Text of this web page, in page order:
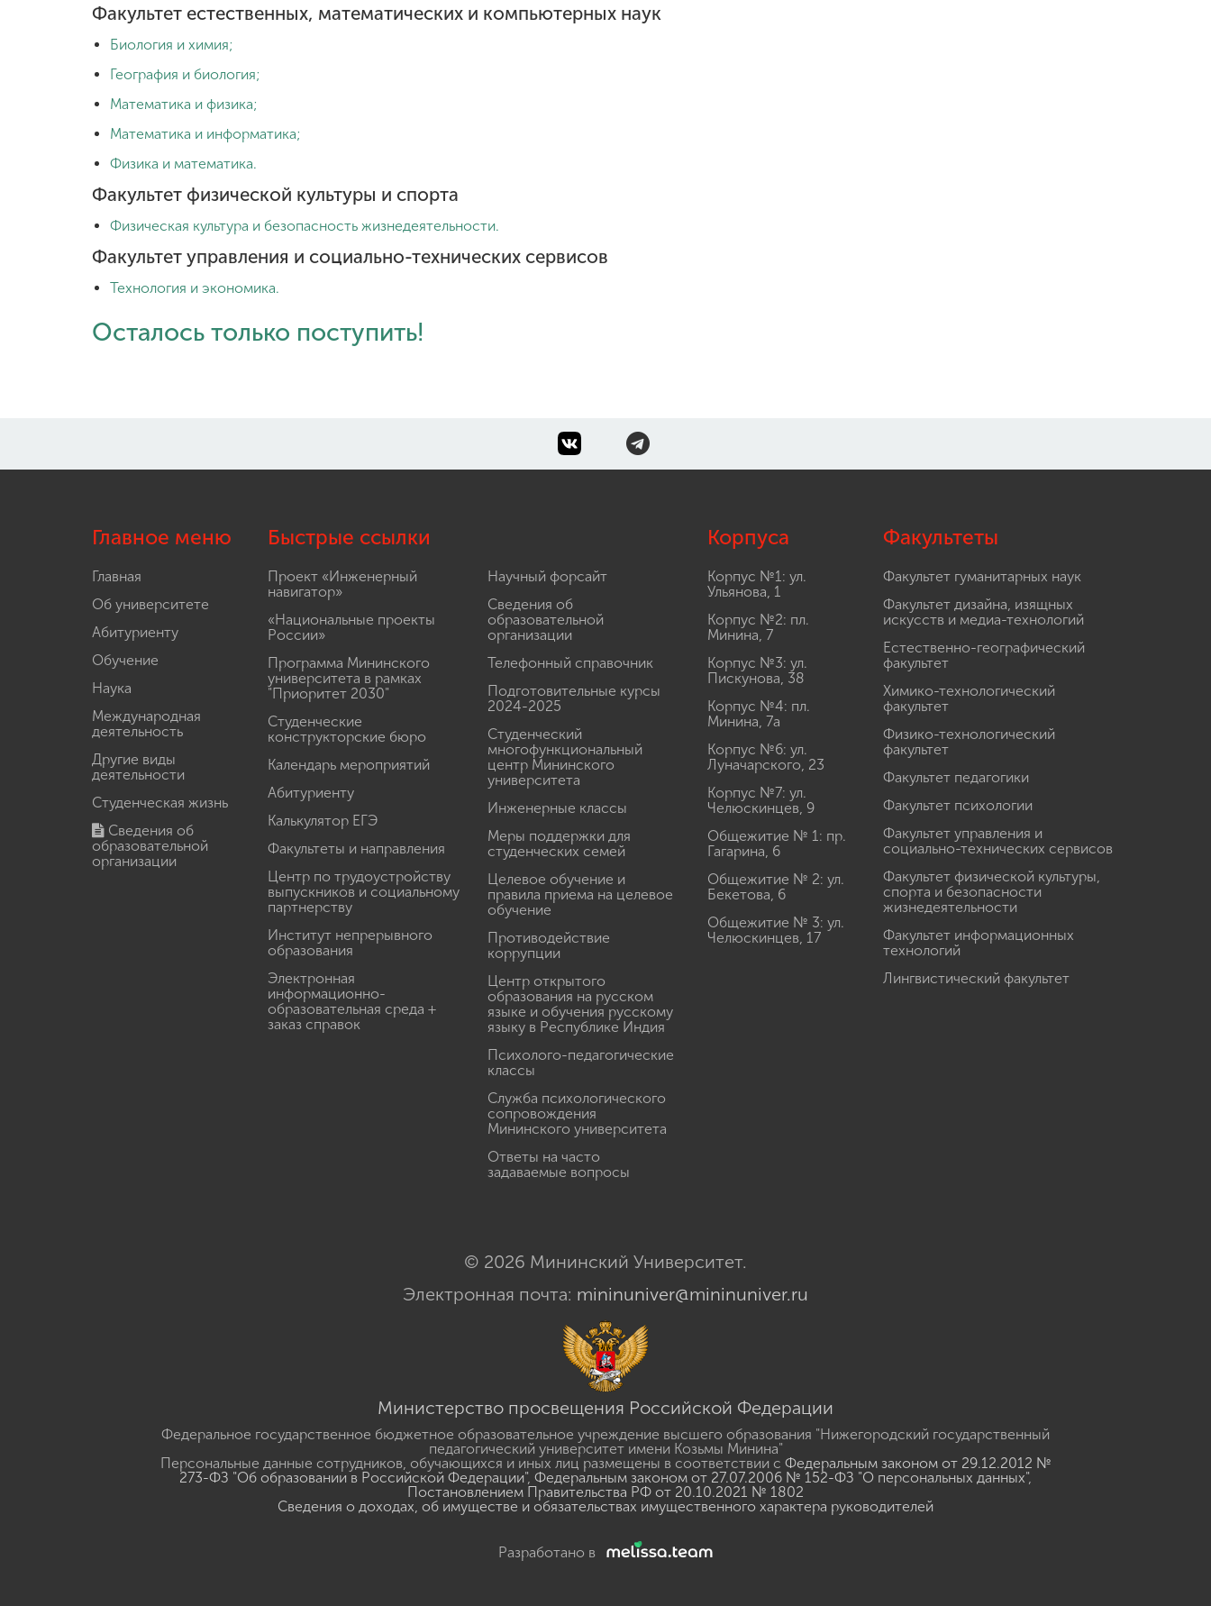
Факультет естественных, математических и компьютерных наук
Биология и химия;
География и биология;
Математика и физика;
Математика и информатика;
Физика и математика.
Факультет физической культуры и спорта
Физическая культура и безопасность жизнедеятельности.
Факультет управления и социально-технических сервисов
Технология и экономика.
Осталось только поступить!
Главное меню
Главная
Об университете
Абитуриенту
Обучение
Наука
Международная
деятельность
Другие виды
деятельности
Студенческая жизнь
Сведения об
образовательной
организации
Быстрые ссылки
Проект «Инженерный
навигатор»
«Национальные проекты
России»
Программа Мининского
университета в рамках
"Приоритет 2030"
Студенческие
конструкторские бюро
Календарь мероприятий
Абитуриенту
Калькулятор ЕГЭ
Факультеты и направления
Центр по трудоустройству
выпускников и социальному
партнерству
Институт непрерывного
образования
Электронная
информационно-
образовательная среда +
заказ справок
Научный форсайт
Сведения об
образовательной
организации
Телефонный справочник
Подготовительные курсы
2024-2025
Студенческий
многофункциональный
центр Мининского
университета
Инженерные классы
Меры поддержки для
студенческих семей
Целевое обучение и
правила приема на целевое
обучение
Противодействие
коррупции
Центр открытого
образования на русском
языке и обучения русскому
языку в Республике Индия
Психолого-педагогические
классы
Служба психологического
сопровождения
Мининского университета
Ответы на часто
задаваемые вопросы
Корпуса
Корпус №1: ул.
Ульянова, 1
Корпус №2: пл.
Минина, 7
Корпус №3: ул.
Пискунова, 38
Корпус №4: пл.
Минина, 7а
Корпус №6: ул.
Луначарского, 23
Корпус №7: ул.
Челюскинцев, 9
Общежитие № 1: пр.
Гагарина, 6
Общежитие № 2: ул.
Бекетова, 6
Общежитие № 3: ул.
Челюскинцев, 17
Факультеты
Факультет гуманитарных наук
Факультет дизайна, изящных
искусств и медиа-технологий
Естественно-географический
факультет
Химико-технологический
факультет
Физико-технологический
факультет
Факультет педагогики
Факультет психологии
Факультет управления и
социально-технических сервисов
Факультет физической культуры,
спорта и безопасности
жизнедеятельности
Факультет информационных
технологий
Лингвистический факультет
© 2026 Мининский Университет.
Электронная почта: mininuniver@mininuniver.ru
Министерство просвещения Российской Федерации
Федеральное государственное бюджетное образовательное учреждение высшего образования "Нижегородский государственный
педагогический университет имени Козьмы Минина"
Персональные данные сотрудников, обучающихся и иных лиц размещены в соответствии с Федеральным законом от 29.12.2012 №
273-ФЗ "Об образовании в Российской Федерации", Федеральным законом от 27.07.2006 № 152-ФЗ "О персональных данных",
Постановлением Правительства РФ от 20.10.2021 № 1802
Сведения о доходах, об имуществе и обязательствах имущественного характера руководителей
Разработано в